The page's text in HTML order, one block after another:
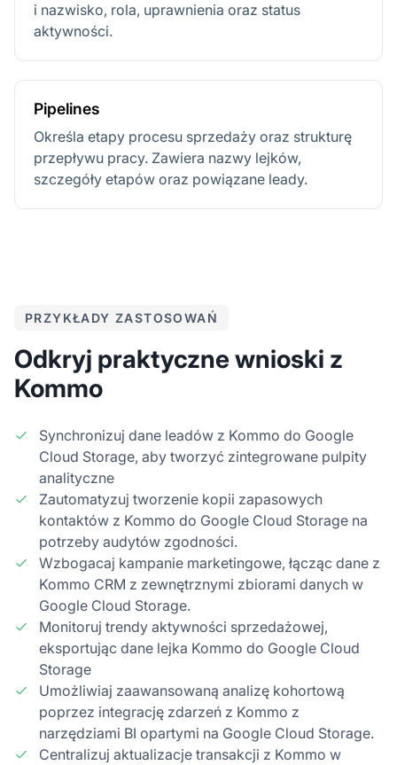
i nazwisko, rola, uprawnienia oraz status
aktywności.
Pipelines
Określa etapy procesu sprzedaży oraz strukturę
przepływu pracy. Zawiera nazwy lejków,
szczegóły etapów oraz powiązane leady.
PRZYKŁADY ZASTOSOWAŃ
Odkryj praktyczne wnioski z
Kommo
Synchronizuj dane leadów z Kommo do Google
Cloud Storage, aby tworzyć zintegrowane pulpity
analityczne
Zautomatyzuj tworzenie kopii zapasowych
kontaktów z Kommo do Google Cloud Storage na
potrzeby audytów zgodności.
Wzbogacaj kampanie marketingowe, łącząc dane z
Kommo CRM z zewnętrznymi zbiorami danych w
Google Cloud Storage.
Monitoruj trendy aktywności sprzedażowej,
eksportując dane lejka Kommo do Google Cloud
Storage
Umożliwiaj zaawansowaną analizę kohortową
poprzez integrację zdarzeń z Kommo z
narzędziami BI opartymi na Google Cloud Storage.
Centralizuj aktualizacje transakcji z Kommo w